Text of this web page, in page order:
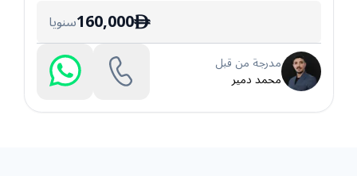
ê
160,000سنويا
مدرجة من قبل
محمد دمير